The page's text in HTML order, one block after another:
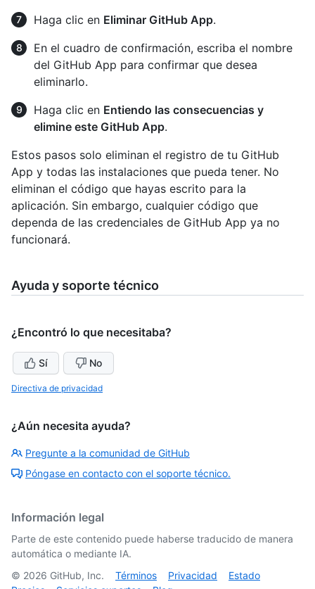
Haga clic en Eliminar GitHub App.
En el cuadro de confirmación, escriba el nombre
del GitHub App para confirmar que desea
eliminarlo.
Haga clic en Entiendo las consecuencias y
elimine este GitHub App.
Estos pasos solo eliminan el registro de tu GitHub
App y todas las instalaciones que pueda tener. No
eliminan el código que hayas escrito para la
aplicación. Sin embargo, cualquier código que
dependa de las credenciales de GitHub App ya no
funcionará.
Ayuda y soporte técnico
¿Encontró lo que necesitaba?
Sí No
Directiva de privacidad
¿Aún necesita ayuda?
Pregunte a la comunidad de GitHub
Póngase en contacto con el soporte técnico.
Información legal
Parte de este contenido puede haberse traducido de manera
automática o mediante IA.
© 2026 GitHub, Inc. Términos Privacidad
Estado